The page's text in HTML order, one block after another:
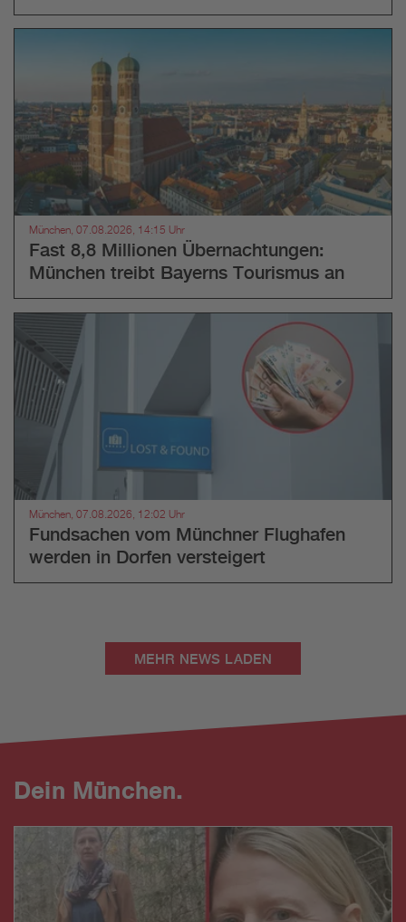
München, 07.08.2026, 14:15 Uhr
Fast 8,8 Millionen Übernachtungen:
München treibt Bayerns Tourismus an
München, 07.08.2026, 12:02 Uhr
Fundsachen vom Münchner Flughafen
werden in Dorfen versteigert
MEHR NEWS LADEN
Dein München.